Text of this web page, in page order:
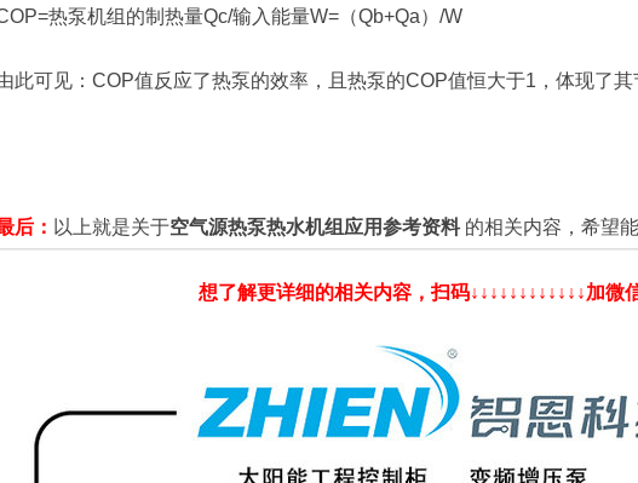
热泵机组的制热量Qc/输入能量W=（Qb+Qa）/W
此可见：COP值反应了热泵的效率，且热泵的COP值恒大于1，体现了其
后： 以上就是关于空气源热泵热水机组应用参考资料的相关内容，希望
想了解更详细的相关内容，扫码↓↓↓↓↓↓↓↓↓↓↓↓加微